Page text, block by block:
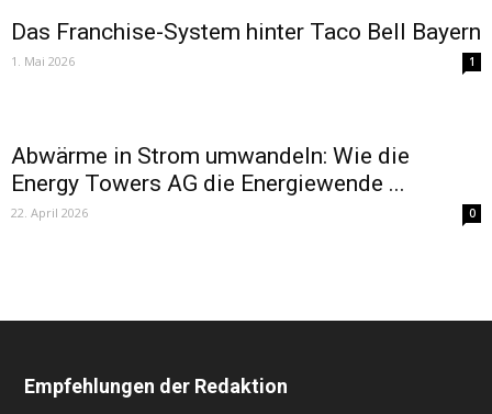
Das Franchise-System hinter Taco Bell Bayern
1. Mai 2026 1
Abwärme in Strom umwandeln: Wie die
Energy Towers AG die Energiewende ...
22. April 2026 0
Empfehlungen der Redaktion